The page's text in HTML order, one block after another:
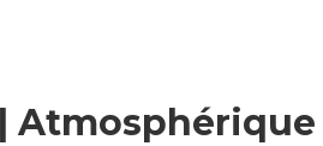
Atmosphérique